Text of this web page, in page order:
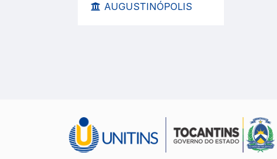
AUGUSTINÓPOLIS